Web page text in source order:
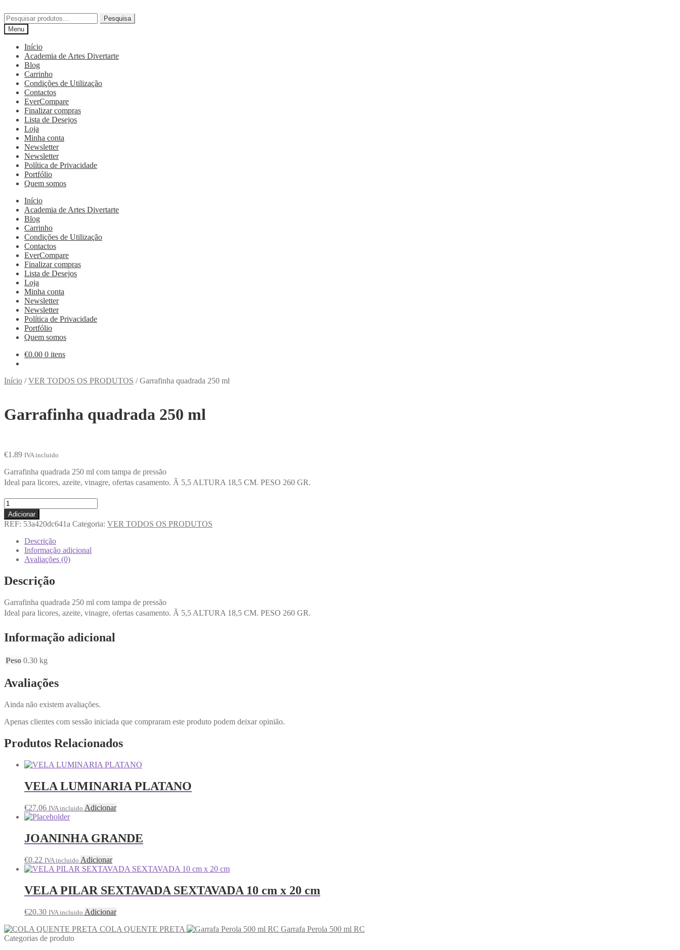
Pesquisa
Menu
Início
Academia de Artes Divertarte
Blog
Carrinho
Condições de Utilização
Contactos
EverCompare
Finalizar compras
Lista de Desejos
Loja
Minha conta
Newsletter
Newsletter
Política de Privacidade
Portfólio
Quem somos
Início
Academia de Artes Divertarte
Blog
Carrinho
Condições de Utilização
Contactos
EverCompare
Finalizar compras
Lista de Desejos
Loja
Minha conta
Newsletter
Newsletter
Política de Privacidade
Portfólio
Quem somos
€0.00 0 itens
Início /VER TODOS OS PRODUTOS /Garrafinha quadrada 250 ml
Garrafinha quadrada 250 ml
€1.89 IVA incluido
Garrafinha quadrada 250 ml com tampa de pressão
Ideal para licores, azeite, vinagre, ofertas casamento. Ã 5,5 ALTURA 18,5 CM. PESO 260 GR.
Adicionar
REF: 53a420dc641a Categoria: VER TODOS OS PRODUTOS
Descrição
Informação adicional
Avaliações (0)
Descrição
Garrafinha quadrada 250 ml com tampa de pressão
Ideal para licores, azeite, vinagre, ofertas casamento. Ã 5,5 ALTURA 18,5 CM. PESO 260 GR.
Informação adicional
Peso 0.30 kg
Avaliações
Ainda não existem avaliações.
Apenas clientes com sessão iniciada que compraram este produto podem deixar opinião.
Produtos Relacionados
VELA LUMINARIA PLATANO
€27.06 IVA incluido Adicionar
JOANINHA GRANDE
€0.22 IVA incluido Adicionar
VELA PILAR SEXTAVADA SEXTAVADA 10 cm x 20 cm
€20.30 IVA incluido Adicionar
COLA QUENTE PRETA
Garrafa Perola 500 ml RC
Categorias de produto